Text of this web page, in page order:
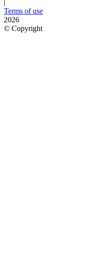
|
Terms of use
2026
© Copyright